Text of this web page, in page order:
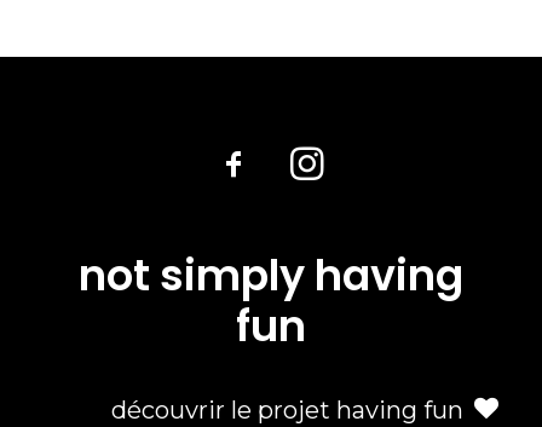
not simply having
fun
découvrir le projet having fun